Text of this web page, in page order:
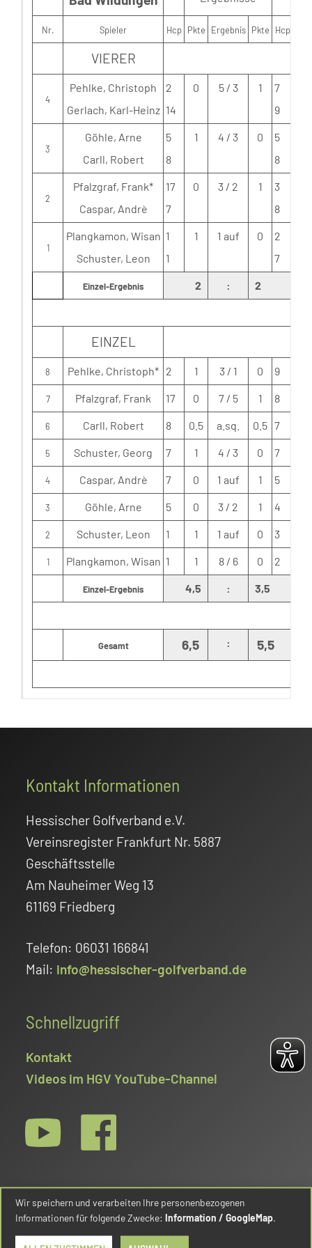
Nr. Spieler Hcp Pkte Ergebnis Pkte Hcp
VIERER
4
Pehlke, Christoph
Gerlach, Karl-Heinz
2
14
0 5 / 3 1
7
9
3
Göhle, Arne
Carll, Robert
5
8
1 4 / 3 0
5
8
2
Pfalzgraf, Frank*
Caspar, Andrè
17
7
0 3 / 2 1
3
8
1
Plangkamon, Wisan
Schuster, Leon
1
1
1 1 auf 0
2
7
Einzel-Ergebnis 2 : 2
EINZEL
8 Pehlke, Christoph* 2 1 3 / 1 0 9
7 Pfalzgraf, Frank 17 0 7 / 5 1 8
6 Carll, Robert 8 0.5 a.sq. 0.5 7
5 Schuster, Georg 7 1 4 / 3 0 7
4 Caspar, Andrè 7 0 1 auf 1 5
3 Göhle, Arne 5 0 3 / 2 1 4
2 Schuster, Leon 1 1 1 auf 0 3
1 Plangkamon, Wisan 1 1 8 / 6 0 2
Einzel-Ergebnis 4,5 : 3,5
Gesamt 6,5 : 5,5
FooterKontakt Informationen
Hessischer Golfverband e.V.
Vereinsregister Frankfurt Nr. 5887
Geschäftsstelle
Am Nauheimer Weg 13
61169 Friedberg
Telefon: 06031 166841
Mail: info@hessischer-golfverband.de
Schnellzugriff
Kontakt
Videos im HGV YouTube-Channel
© Hessischer Golfverband e.V. 2026
Wir speichern und verarbeiten Ihre personenbezogenen
Informationen für folgende Zwecke: Information / GoogleMap.